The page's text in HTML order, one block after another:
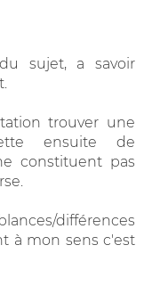
sujet, a savoir
trouver une
ensuite de
constituent pas
différences
à mon sens c'est